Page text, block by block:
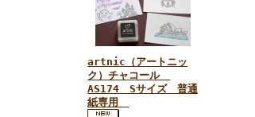
artnic（アートニッ
ク）チャコール
AS174 Sサイズ 普通
紙専用